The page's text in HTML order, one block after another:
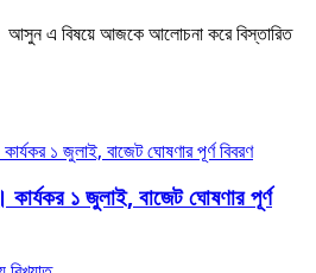
আসুন এ বিষয়ে আজকে আলোচনা করে বিস্তারিত
১ জুলাই, বাজেট ঘোষণার পূর্ণ